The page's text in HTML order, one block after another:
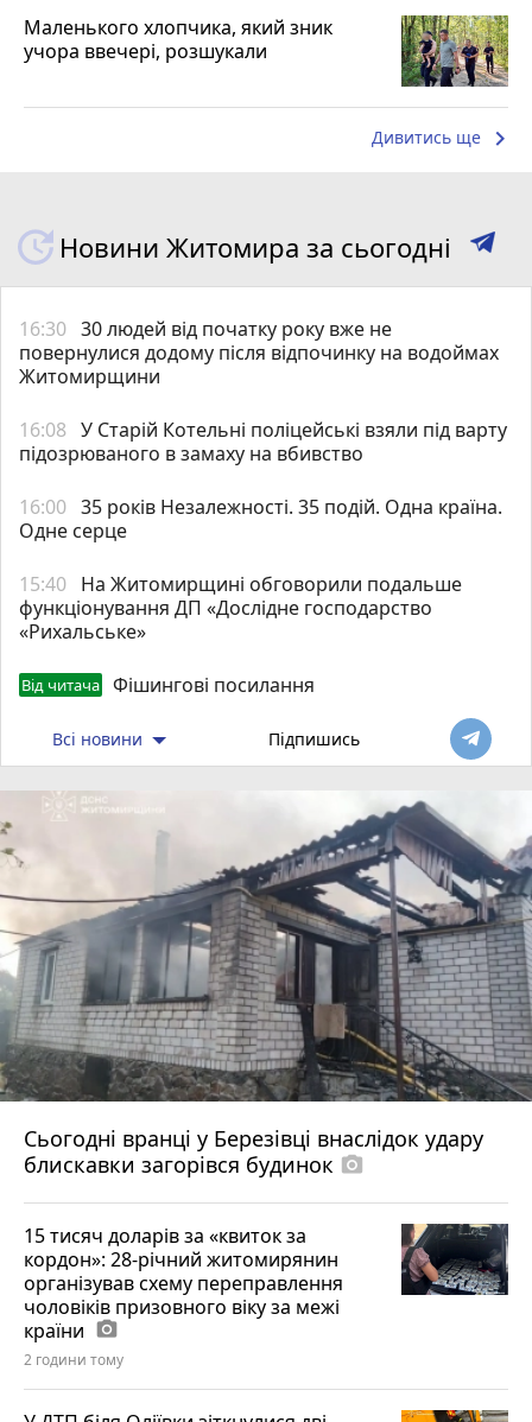
Маленького хлопчика, який зник
учора ввечері, розшукали
Дивитись ще keyboard_arrow_right
Новини Житомира за сьогодні
16:30 30 людей від початку року вже не
повернулися додому після відпочинку на водоймах
Житомирщини
16:08 У Старій Котельні поліцейські взяли під варту
підозрюваного в замаху на вбивство
16:00 35 років Незалежності. 35 подій. Одна країна.
Одне серце
15:40 На Житомирщині обговорили подальше
функціонування ДП «Дослідне господарство
«Рихальське»
Від читача Фішингові посилання
Всі новини Підпишись
Сьогодні вранці у Березівці внаслідок удару
блискавки загорівся будинок photo_camera
15 тисяч доларів за «квиток за
кордон»: 28-річний житомирянин
організував схему переправлення
чоловіків призовного віку за межі
країни photo_camera
2 години тому